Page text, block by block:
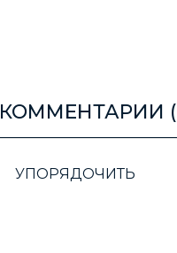
КОММЕНТАРИИ (
УПОРЯДОЧИТЬ